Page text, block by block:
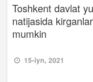
Toshkent davlat
natijasida
mumkin
15-iyn, 2021